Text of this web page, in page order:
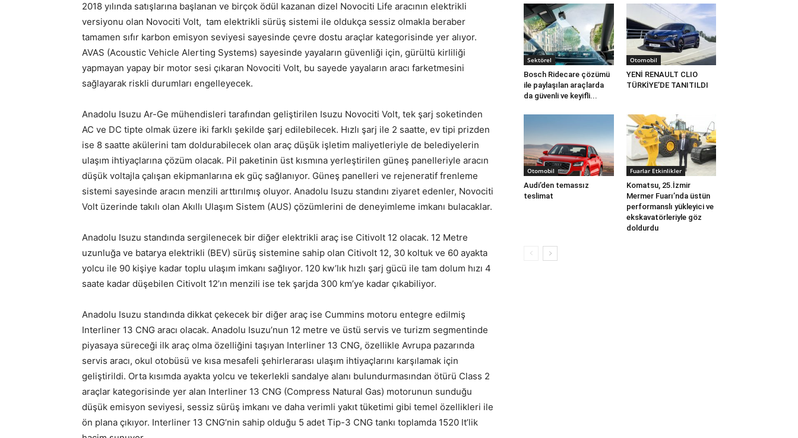
2018 yılında satışlarına başlanan ve birçok ödül kazanan dizel Novociti Life aracının elektrikli
versiyonu olan Novociti Volt, tam elektrikli sürüş sistemi ile oldukça sessiz olmakla beraber
tamamen sıfır karbon emisyon seviyesi sayesinde çevre dostu araçlar kategorisinde yer alıyor.
AVAS (Acoustic Vehicle Alerting Systems) sayesinde yayaların güvenliği için, gürültü kirliliği
yapmayan yapay bir motor sesi çıkaran Novociti Volt, bu sayede yayaların aracı farketmesini
sağlayarak riskli durumları engelleyecek.
Anadolu Isuzu Ar-Ge mühendisleri tarafından geliştirilen Isuzu Novociti Volt, tek şarj soketinden
AC ve DC tipte olmak üzere iki farklı şekilde şarj edilebilecek. Hızlı şarj ile 2 saatte, ev tipi prizden
ise 8 saatte akülerini tam doldurabilecek olan araç düşük işletim maliyetleriyle de belediyelerin
ulaşım ihtiyaçlarına çözüm olacak. Pil paketinin üst kısmına yerleştirilen güneş panelleriyle aracın
düşük voltajla çalışan ekipmanlarına ek güç sağlanıyor. Güneş panelleri ve rejeneratif frenleme
sistemi sayesinde aracın menzili arttırılmış oluyor. Anadolu Isuzu standını ziyaret edenler, Novociti
Volt üzerinde takılı olan Akıllı Ulaşım Sistem (AUS) çözümlerini de deneyimleme imkanı bulacaklar.
Anadolu Isuzu standında sergilenecek bir diğer elektrikli araç ise Citivolt 12 olacak. 12 Metre
uzunluğa ve batarya elektrikli (BEV) sürüş sistemine sahip olan Citivolt 12, 30 koltuk ve 60 ayakta
yolcu ile 90 kişiye kadar toplu ulaşım imkanı sağlıyor. 120 kw’lık hızlı şarj gücü ile tam dolum hızı 4
saate kadar düşebilen Citivolt 12’ın menzili ise tek şarjda 300 km’ye kadar çıkabiliyor.
Anadolu Isuzu standında dikkat çekecek bir diğer araç ise Cummins motoru entegre edilmiş
Interliner 13 CNG aracı olacak. Anadolu Isuzu’nun 12 metre ve üstü servis ve turizm segmentinde
piyasaya süreceği ilk araç olma özelliğini taşıyan Interliner 13 CNG, özellikle Avrupa pazarında
servis aracı, okul otobüsü ve kısa mesafeli şehirlerarası ulaşım ihtiyaçlarını karşılamak için
geliştirildi. Orta kısımda ayakta yolcu ve tekerlekli sandalye alanı bulundurmasından ötürü Class 2
araçlar kategorisinde yer alan Interliner 13 CNG (Compress Natural Gas) motorunun sunduğu
düşük emisyon seviyesi, sessiz sürüş imkanı ve daha verimli yakıt tüketimi gibi temel özellikleri ile
ön plana çıkıyor. Interliner 13 CNG’nin sahip olduğu 5 adet Tip-3 CNG tankı toplamda 1520 lt’lik
Sektörel
Bosch Ridecare çözümü
ile paylaşılan araçlarda
da güvenli ve keyifli...
Otomobil
YENİ RENAULT CLIO
TÜRKİYE’DE TANITILDI
Otomobil
Audi’den temassız
teslimat
Fuarlar Etkinlikler
Komatsu, 25.İzmir
Mermer Fuarı’nda üstün
performanslı yükleyici ve
ekskavatörleriyle göz
doldurdu